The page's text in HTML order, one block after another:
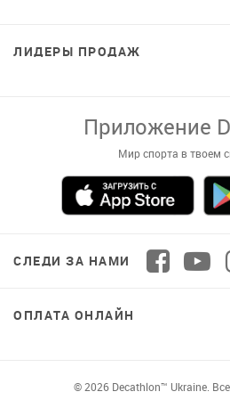
ЛИДЕРЫ ПРОДАЖ
Приложение
Мир спорта в твоем
СЛЕДИ ЗА НАМИ
ОПЛАТА ОНЛАЙН
© 2026 Decathlon™ Ukraine.